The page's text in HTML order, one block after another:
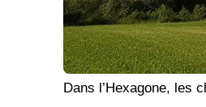
Dans l’Hexagone, les